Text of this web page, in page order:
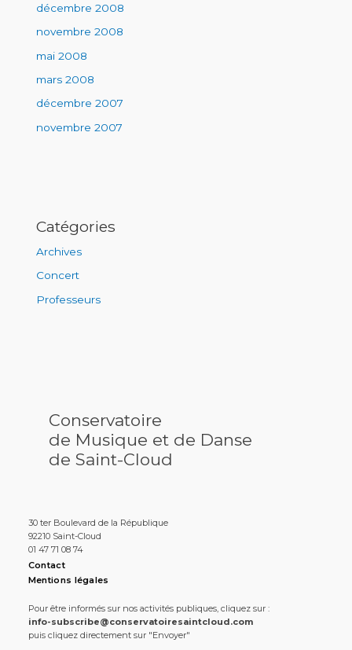
décembre 2008
novembre 2008
mai 2008
mars 2008
décembre 2007
novembre 2007
Catégories
Archives
Concert
Professeurs
Conservatoire
de Musique et de Danse
de Saint-Cloud
30 ter Boulevard de la République
92210 Saint-Cloud
01 47 71 08 74
Contact
Mentions légales
Pour être informés sur nos activités publiques, cliquez sur :
info-subscribe@conservatoiresaintcloud.com
puis cliquez directement sur "Envoyer"